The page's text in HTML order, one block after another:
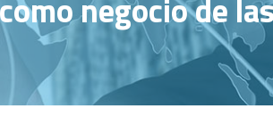
negocio de